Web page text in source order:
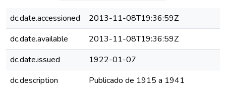
dc.date.accessioned
2013-11-08T19:36:59Z
dc.date.available
2013-11-08T19:36:59Z
dc.date.issued
1922-01-07
dc.description
Publicado de 1915 a 1941